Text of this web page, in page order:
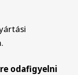
odafigyelni